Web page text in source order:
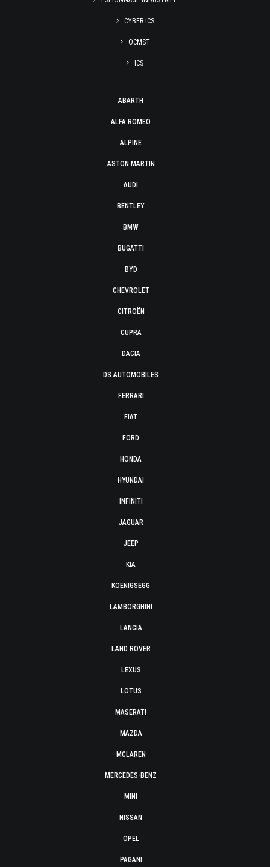
CYBER ICS
OCMST
ICS
ABARTH
ALFA ROMEO
ALPINE
ASTON MARTIN
AUDI
BENTLEY
BMW
BUGATTI
BYD
CHEVROLET
CITROËN
CUPRA
DACIA
DS AUTOMOBILES
FERRARI
FIAT
FORD
HONDA
HYUNDAI
INFINITI
JAGUAR
JEEP
KIA
KOENIGSEGG
LAMBORGHINI
LANCIA
LAND ROVER
LEXUS
LOTUS
MASERATI
MAZDA
MCLAREN
MERCEDES-BENZ
MINI
NISSAN
OPEL
PAGANI